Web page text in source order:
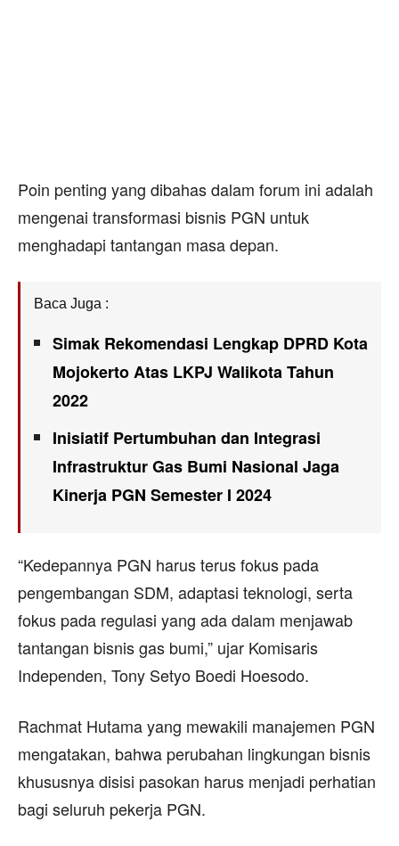
Poin penting yang dibahas dalam forum ini adalah
mengenai transformasi bisnis PGN untuk
menghadapi tantangan masa depan.
Baca Juga :
Simak Rekomendasi Lengkap DPRD Kota
Mojokerto Atas LKPJ Walikota Tahun
2022
Inisiatif Pertumbuhan dan Integrasi
Infrastruktur Gas Bumi Nasional Jaga
Kinerja PGN Semester I 2024
“Kedepannya PGN harus terus fokus pada
pengembangan SDM, adaptasi teknologi, serta
fokus pada regulasi yang ada dalam menjawab
tantangan bisnis gas bumi,” ujar Komisaris
Independen, Tony Setyo Boedi Hoesodo.
Rachmat Hutama yang mewakili manajemen PGN
mengatakan, bahwa perubahan lingkungan bisnis
khususnya disisi pasokan harus menjadi perhatian
bagi seluruh pekerja PGN.